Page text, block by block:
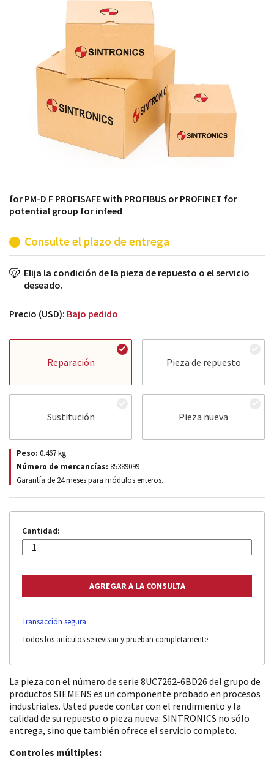
módulos antiguos a un alto nivel técnico o sustitución
de módulos descontinuados por módulos del propio
for PM-D F PROFISAFE with PROFIBUS or PROFINET for
potential group for infeed
Consulte el plazo de entrega
Elija la condición de la pieza de repuesto o el servicio
deseado.
Precio (USD): Bajo pedido
Reparación Pieza de repuesto
Sustitución Pieza nueva
Peso: 0.467kg
Número de mercancías: 85389099
Garantía de 24 meses para módulos enteros.
Cantidad:
Transacción segura
Todos los artículos se revisan y prueban completamente
La pieza con el número de serie 8UC7262-6BD26 del grupo de
productos SIEMENS es un componente probado en procesos
industriales. Usted puede contar con el rendimiento y la
calidad de su repuesto o pieza nueva: SINTRONICS no sólo
entrega, sino que también ofrece el servicio completo.
Controles múltiples: